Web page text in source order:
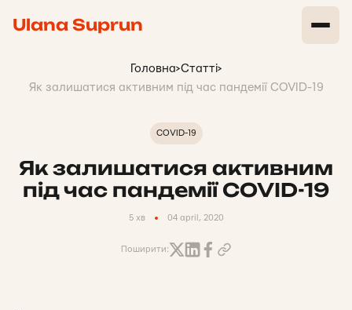
Ulana Suprun
Головна>Статті>
Як залишатися активним під час пандемії COVID-19
COVID-19
Як залишатися активним
під час пандемії COVID-19
5 хв 04 april, 2020
Поширити: